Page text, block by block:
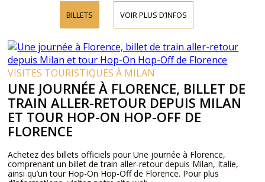
BILLETS VOIR PLUS D’INFOS
VISITES TOURISTIQUES À MILAN
UNE JOURNÉE À FLORENCE, BILLET DE
TRAIN ALLER-RETOUR DEPUIS MILAN
ET TOUR HOP-ON HOP-OFF DE
FLORENCE
Achetez des billets officiels pour Une journée à Florence,
comprenant un billet de train aller-retour depuis Milan, Italie,
ainsi qu’un tour Hop-On Hop-Off de Florence. Pour plus